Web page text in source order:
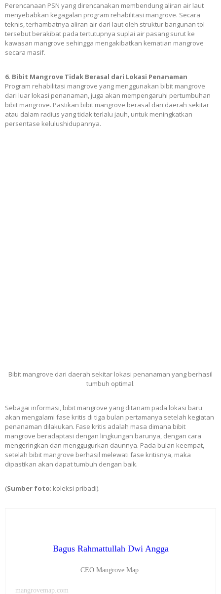
Perencanaan PSN yang direncanakan membendung aliran air laut
menyebabkan kegagalan program rehabilitasi mangrove. Secara
teknis, terhambatnya aliran air dari laut oleh struktur bangunan tol
tersebut berakibat pada tertutupnya suplai air pasang surut ke
kawasan mangrove sehingga mengakibatkan kematian mangrove
secara masif.
6. Bibit Mangrove Tidak Berasal dari Lokasi Penanaman
Program rehabilitasi mangrove yang menggunakan bibit mangrove
dari luar lokasi penanaman, juga akan mempengaruhi pertumbuhan
bibit mangrove. Pastikan bibit mangrove berasal dari daerah sekitar
atau dalam radius yang tidak terlalu jauh, untuk meningkatkan
persentase kelulushidupannya.
Bibit mangrove dari daerah sekitar lokasi penanaman yang berhasil
tumbuh optimal.
Sebagai informasi, bibit mangrove yang ditanam pada lokasi baru
akan mengalami fase kritis di tiga bulan pertamanya setelah kegiatan
penanaman dilakukan. Fase kritis adalah masa dimana bibit
mangrove beradaptasi dengan lingkungan barunya, dengan cara
mengeringkan dan menggugurkan daunnya. Pada bulan keempat,
setelah bibit mangrove berhasil melewati fase kritisnya, maka
dipastikan akan dapat tumbuh dengan baik.
(Sumber foto: koleksi pribadi).
Bagus Rahmattullah Dwi Angga
CEO Mangrove Map.
mangrovemap.com